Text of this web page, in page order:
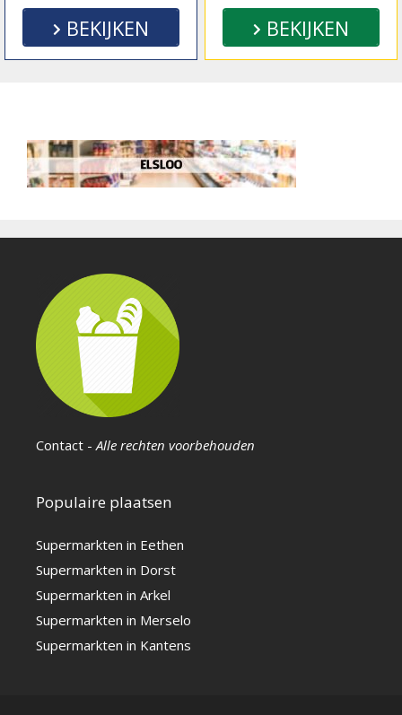
BEKIJKEN BEKIJKEN
Contact - Alle rechten voorbehouden
Populaire plaatsen
Supermarkten in Eethen
Supermarkten in Dorst
Supermarkten in Arkel
Supermarkten in Merselo
Supermarkten in Kantens